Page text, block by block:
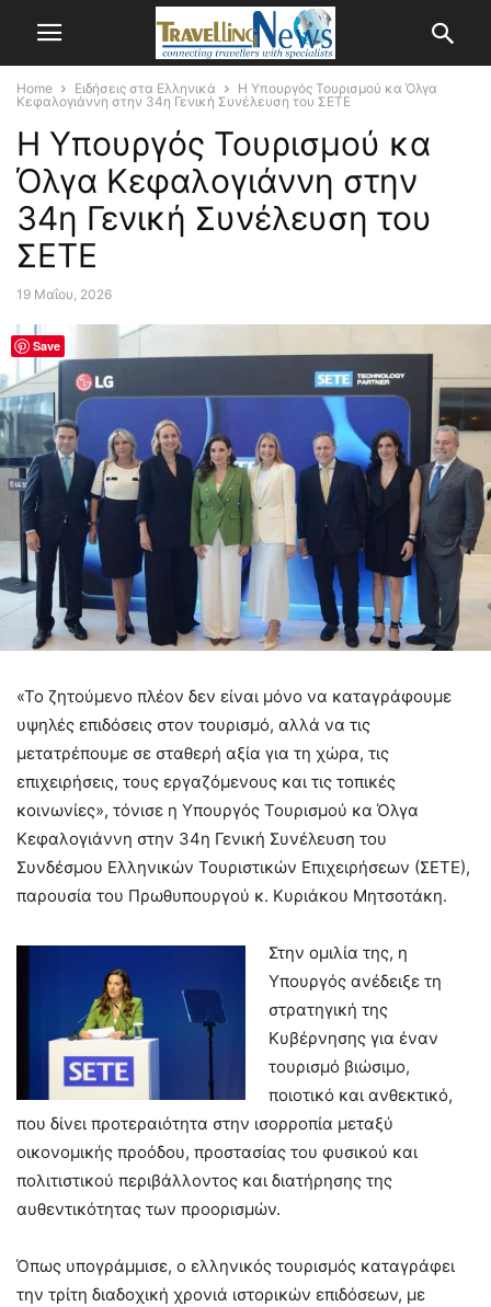
Home Ειδήσεις στα Ελληνικά
Η Υπουργός Τουρισμού κα Όλγα
Κεφαλογιάννη στην 34η Γενική Συνέλευση του ΣΕΤΕ
Η Υπουργός Τουρισμού κα
Όλγα Κεφαλογιάννη στην
34η Γενική Συνέλευση του
ΣΕΤΕ
19 Μαΐου, 2026
«Το ζητούμενο πλέον δεν είναι μόνο να καταγράφουμε
υψηλές επιδόσεις στον τουρισμό, αλλά να τις
μετατρέπουμε σε σταθερή αξία για τη χώρα, τις
επιχειρήσεις, τους εργαζόμενους και τις τοπικές
κοινωνίες», τόνισε η Υπουργός Τουρισμού κα Όλγα
Κεφαλογιάννη στην 34η Γενική Συνέλευση του
Συνδέσμου Ελληνικών Τουριστικών Επιχειρήσεων (ΣΕΤΕ),
παρουσία του Πρωθυπουργού κ. Κυριάκου Μητσοτάκη.
Στην ομιλία της, η
Υπουργός ανέδειξε τη
στρατηγική της
Κυβέρνησης για έναν
τουρισμό βιώσιμο,
ποιοτικό και ανθεκτικό,
που δίνει προτεραιότητα στην ισορροπία μεταξύ
οικονομικής προόδου, προστασίας του φυσικού και
πολιτιστικού περιβάλλοντος και διατήρησης της
αυθεντικότητας των προορισμών.
Όπως υπογράμμισε, ο ελληνικός τουρισμός καταγράφει
την τρίτη διαδοχική χρονιά ιστορικών επιδόσεων, με
Save